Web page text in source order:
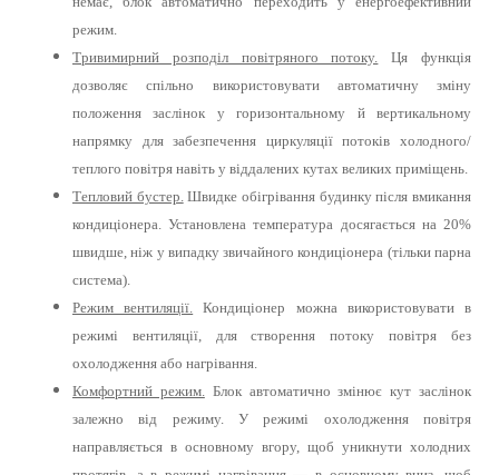
режим.
Тривимирний розподіл повітряного потоку.
Ця функція
дозволяє спільно використовувати автоматичну зміну
положення заслінок у горизонтальному й вертикальному
напрямку для забезпечення циркуляції потоків холодного/
теплого повітря навіть у віддалених кутах великих приміщень.
Тепловий бустер. Швидке обігрівання будинку після вмикання
кондиціонера. Установлена температура досягається на 20%
швидше, ніж у випадку звичайного кондиціонера (тільки парна
система).
Режим вентиляції.
Кондиціонер можна використовувати в
режимі вентиляції, для створення потоку повітря без
охолодження або нагрівання.
Комфортний режим. Блок автоматично змінює кут заслінок
залежно від режиму. У режимі охолодження повітря
направляється в основному вгору, щоб уникнути холодних